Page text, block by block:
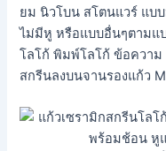
ยม นิวโบน สโตนแวร์ แบ
ไม่มีหู หรือแบบอื่นๆตามแ
โลโก้ พิมพ์โลโก้ ข้อความ
สกรีนลงบนจานรองแก้ว